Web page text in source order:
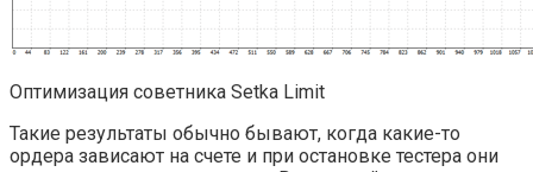
Оптимизация советника Setka Limit
Такие результаты обычно бывают, когда какие-то
ордера зависают на счете и при остановке тестера они